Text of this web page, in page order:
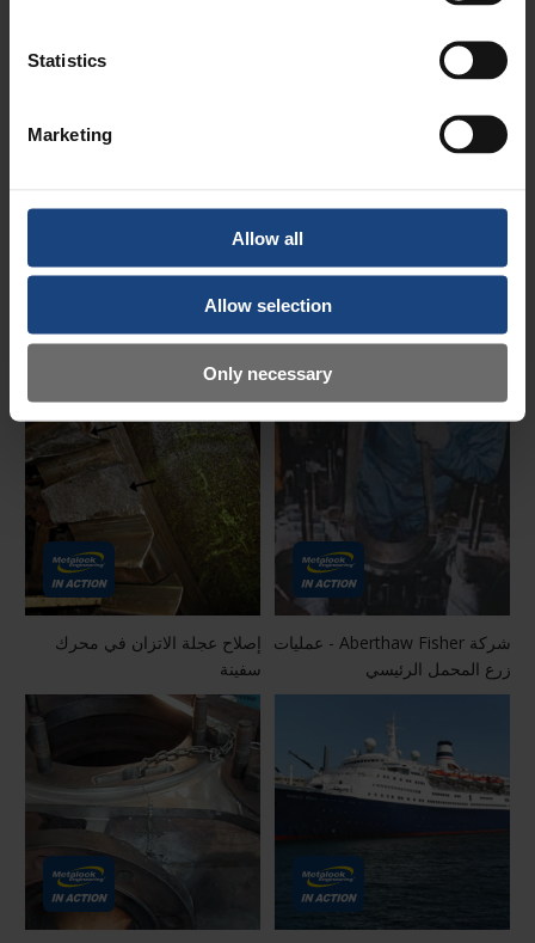
Statistics
Marketing
Allow all
Allow selection
Only necessary
شركة Aberthaw Fisher - عمليات
زرع المحمل الرئيسي
إصلاح عجلة الاتزان في محرك
سفينة
ثقب ثقوب الإطارات المتوسطة
والخلفية A
Image
السفينة في الحوض الجاف